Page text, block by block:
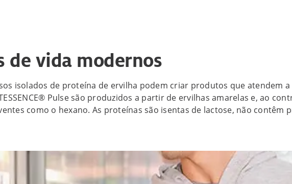
de vida modernos
isolados de proteína de ervilha podem criar produtos que atendem
Pulse são produzidos a partir de ervilhas amarelas e, ao
como o hexano. As proteínas são isentas de lactose, não contêm